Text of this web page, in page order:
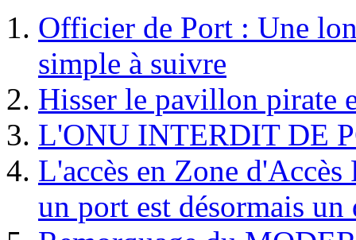
Officier de Port : Une
simple à suivre
Hisser le pavillon pirate
L'ONU INTERDIT DE
L'accès en Zone
un port est désormais un